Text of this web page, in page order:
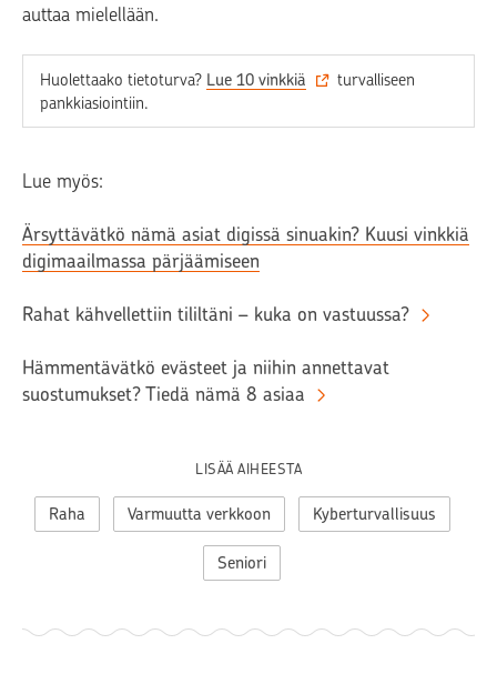
auttaa mielellään.
Huolettaako tietoturva? Lue 10 vinkkiä
turvalliseen
pankkiasiointiin.
Lue myös:
Ärsyttävätkö nämä asiat digissä sinuakin? Kuusi vinkkiä
digimaailmassa pärjäämiseen
Rahat kähvellettiin tililtäni – kuka on vastuussa?
Hämmentävätkö evästeet ja niihin annettavat
suostumukset? Tiedä nämä 8 asiaa
LISÄÄ AIHEESTA
Raha Varmuutta verkkoon Kyberturvallisuus
Seniori